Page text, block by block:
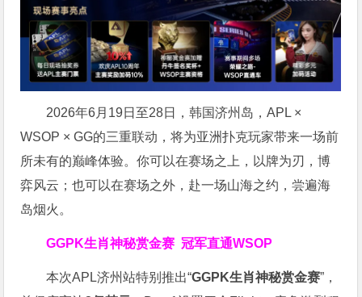
2026年6月19日至28日，韩国济州岛，APL ×
WSOP × GG的三重联动，将为亚洲扑克玩家带来一场前
所未有的巅峰体验。你可以在赛场之上，以牌为刃，博
弈风云；也可以在赛场之外，赴一场山海之约，尝遍海
岛烟火。
GGPK生肖神秘赏金赛冠军直通WSOP
本次APL济州站特别推出“GGPK生肖神秘赏金赛”，